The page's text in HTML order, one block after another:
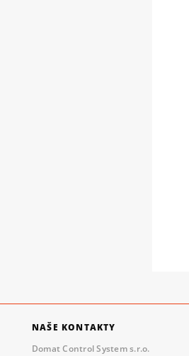
NAŠE KONTAKTY
Domat Control System s.r.o.